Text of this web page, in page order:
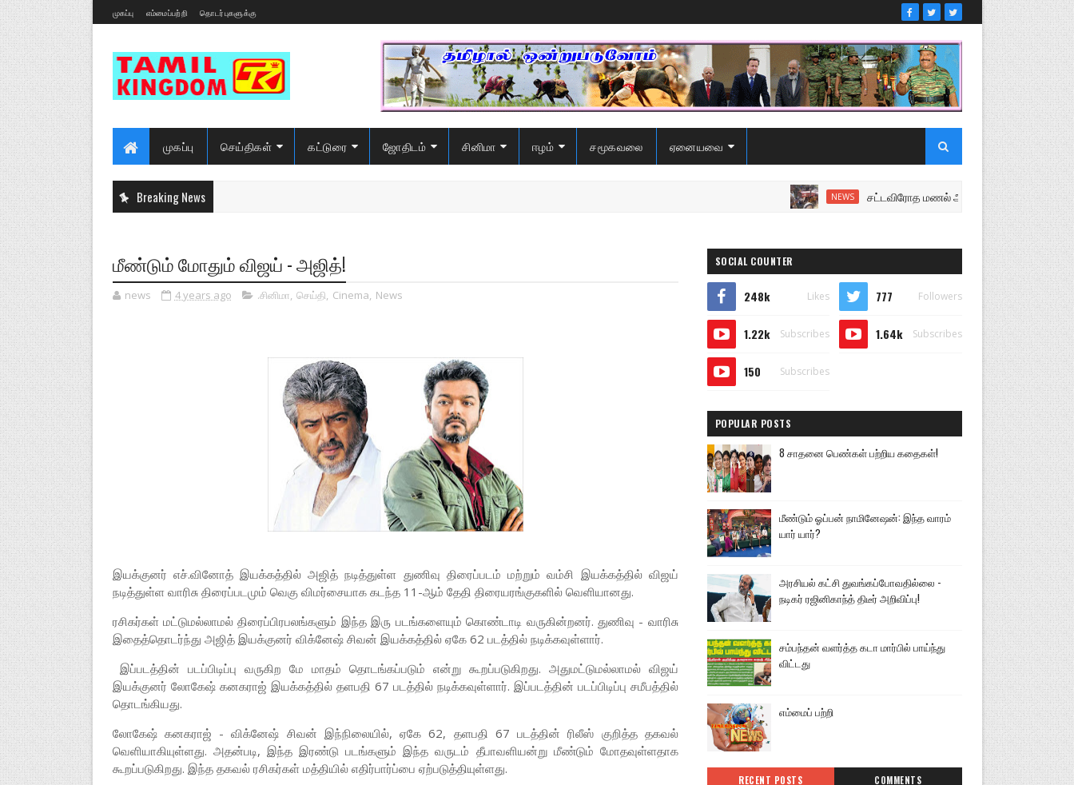
முகப்பு எம்மைப்பற்றி தொடர்புகளுக்கு
முகப்பு செய்திகள் கட்டுரை ஜோதிடம் சினிமா ஈழம் சமூகவலை ஏனையவை
Breaking News NEWS சட்டவிரோத மணல் அகழ்வு விசாரணைக்கு சென்ற
மீண்டும் மோதும் விஜய் - அஜித்!
news 4 years ago .சினிமா, செய்தி, Cinema, News
இயக்குனர் எச்.வினோத் இயக்கத்தில் அஜித் நடித்துள்ள துணிவு திரைப்படம் மற்றும் வம்சி இயக்கத்தில் விஜய்
நடித்துள்ள வாரிசு திரைப்படமும் வெகு விமர்சையாக கடந்த 11-ஆம் தேதி திரையரங்குகளில் வெளியானது.
ரசிகர்கள் மட்டுமல்லாமல் திரைப்பிரபலங்களும் இந்த இரு படங்களையும் கொண்டாடி வருகின்றனர். துணிவு - வாரிசு
இதைத்தொடர்ந்து அஜித் இயக்குனர் விக்னேஷ் சிவன் இயக்கத்தில் ஏகே 62 படத்தில் நடிக்கவுள்ளார்.
இப்படத்தின் படப்பிடிப்பு வருகிற மே மாதம் தொடங்கப்படும் என்று கூறப்படுகிறது. அதுமட்டுமல்லாமல் விஜய்
இயக்குனர் லோகேஷ் கனகராஜ் இயக்கத்தில் தளபதி 67 படத்தில் நடிக்கவுள்ளார். இப்படத்தின் படப்பிடிப்பு சமீபத்தில்
தொடங்கியது.
லோகேஷ் கனகராஜ் - விக்னேஷ் சிவன் இந்நிலையில், ஏகே 62, தளபதி 67 படத்தின் ரிலீஸ் குறித்த தகவல்
வெளியாகியுள்ளது. அதன்படி, இந்த இரண்டு படங்களும் இந்த வருடம் தீபாவளியன்று மீண்டும் மோதவுள்ளதாக
கூறப்படுகிறது. இந்த தகவல் ரசிகர்கள் மத்தியில் எதிர்பார்ப்பை ஏற்படுத்தியுள்ளது.
SOCIAL COUNTER
248k Likes 777 Followers
1.22k Subscribes 1.64k Subscribes
150 Subscribes
POPULAR POSTS
8 சாதனை பெண்கள் பற்றிய கதைகள்!
மீண்டும் ஓப்பன் நாமினேஷன்: இந்த வாரம்
யார் யார்?
அரசியல் கட்சி துவங்கப்போவதில்லை -
நடிகர் ரஜினிகாந்த் திடீர் அறிவிப்பு!
சம்பந்தன் வளர்த்த கடா மார்பில் பாய்ந்து
விட்டது
எம்மைப் பற்றி
RECENT POSTS COMMENTS